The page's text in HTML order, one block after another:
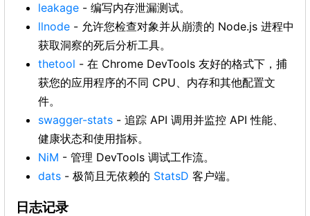
leakage - 编写内存泄漏测试。
llnode - 允许您检查对象并从崩溃的 Node.js 进程中
获取洞察的死后分析工具。
thetool - 在 Chrome DevTools 友好的格式下，捕
获您的应用程序的不同 CPU、内存和其他配置文
件。
swagger-stats - 追踪 API 调用并监控 API 性能、
健康状态和使用指标。
NiM - 管理 DevTools 调试工作流。
dats - 极简且无依赖的 StatsD 客户端。
日志记录